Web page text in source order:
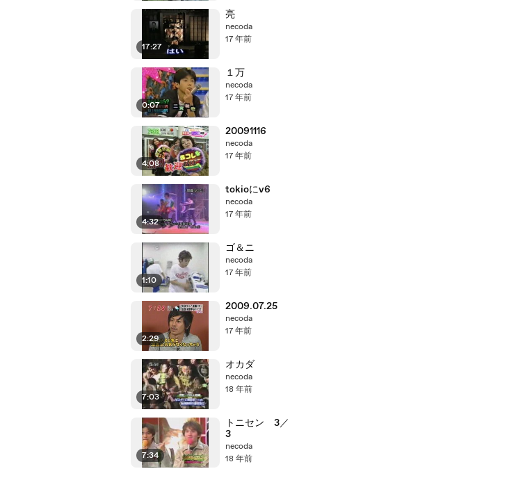
17:27
亮
necoda
17 年前
0:07
１万
necoda
17 年前
4:08
20091116
necoda
17 年前
4:32
tokioにv6
necoda
17 年前
1:10
ゴ＆ニ
necoda
17 年前
2:29
2009.07.25
necoda
17 年前
7:03
オカダ
necoda
18 年前
7:34
トニセン 3／
3
necoda
18 年前